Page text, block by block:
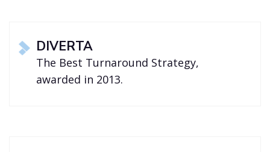
DIVERTA
The Best Turnaround Strategy,
awarded in 2013.